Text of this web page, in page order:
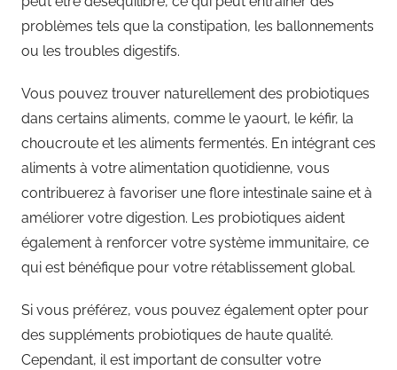
problèmes tels que la constipation, les ballonnements
ou les troubles digestifs.
Vous pouvez trouver naturellement des probiotiques
dans certains aliments, comme le yaourt, le kéfir, la
choucroute et les aliments fermentés. En intégrant ces
aliments à votre alimentation quotidienne, vous
contribuerez à favoriser une flore intestinale saine et à
améliorer votre digestion. Les probiotiques aident
également à renforcer votre système immunitaire, ce
qui est bénéfique pour votre rétablissement global.
Si vous préférez, vous pouvez également opter pour
des suppléments probiotiques de haute qualité.
Cependant, il est important de consulter votre